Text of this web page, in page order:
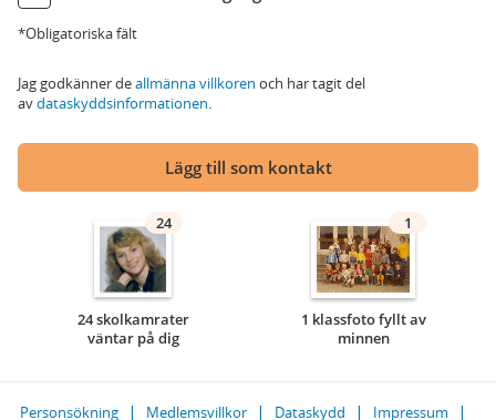
*Obligatoriska fält
Jag godkänner deallmänna villkoren och har tagit del
avdataskyddsinformationen.
Lägg till som kontakt
24
24 skolkamrater
väntar på dig
1
1 klassfoto fyllt av
minnen
Personsökning Medlemsvillkor Dataskydd Impressum